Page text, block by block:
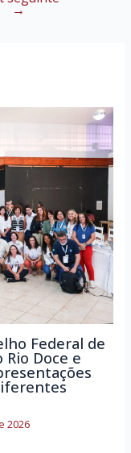
→
Federal de
Rio Doce e
2026